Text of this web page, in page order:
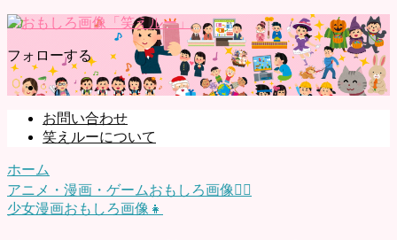
フォローする
お問い合わせ
笑えルーについて
ホーム
アニメ・漫画・ゲームおもしろ画像🧚‍♀️
少女漫画おもしろ画像👧